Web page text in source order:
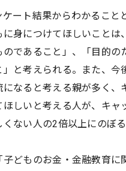
ケート結果からわかること
に身につけてほしいことは
のであること」、「目的の
」と考えられる。また、今
になると考える親が多く、
ほしいと考える人が、キャ
ない人の2倍以上にのぼる
どものお金・金融教育に